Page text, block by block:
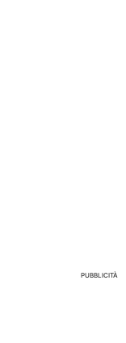
PUBBLICITÀ